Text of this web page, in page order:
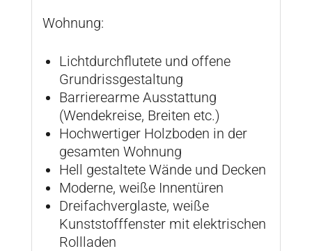
Wohnung:
Lichtdurchflutete und offene
Grundrissgestaltung
Barrierearme Ausstattung
(Wendekreise, Breiten etc.)
Hochwertiger Holzboden in der
gesamten Wohnung
Hell gestaltete Wände und Decken
Moderne, weiße Innentüren
Dreifachverglaste, weiße
Kunststofffenster mit elektrischen
Rollladen